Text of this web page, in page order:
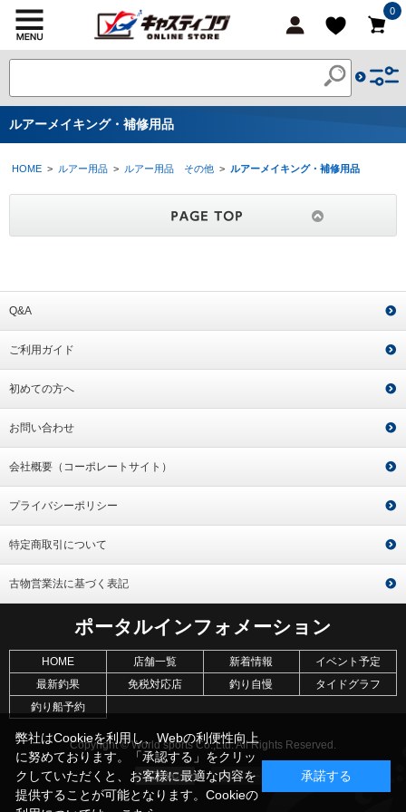
0
ルアーメイキング・補修用品
HOME > ルアー用品 > ルアー用品 その他 > ルアーメイキング・補修用品
Q&A
ご利用ガイド
初めての方へ
お問い合わせ
会社概要（コーポレートサイト）
プライバシーポリシー
特定商取引について
古物営業法に基づく表記
ポータルインフォメーション
HOME 店舗一覧 新着情報
イベント予定
最新釣果
免税対応店 釣り自慢
タイドグラフ
釣り船予約
Copyright © World sports Co.,Ltd. All Rights Reserved.
弊社はCookieを利用し、Webの利便性向上
に努めております。「承認する」をクリッ
クしていただくと、お客様に最適な内容を
提供することが可能となります。Cookieの
承諾する